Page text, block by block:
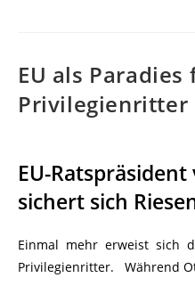
EU als Paradies
Privilegienritter
EU-
sichert sich
Einmal mehr erweist sich
Privilegienritter. Während